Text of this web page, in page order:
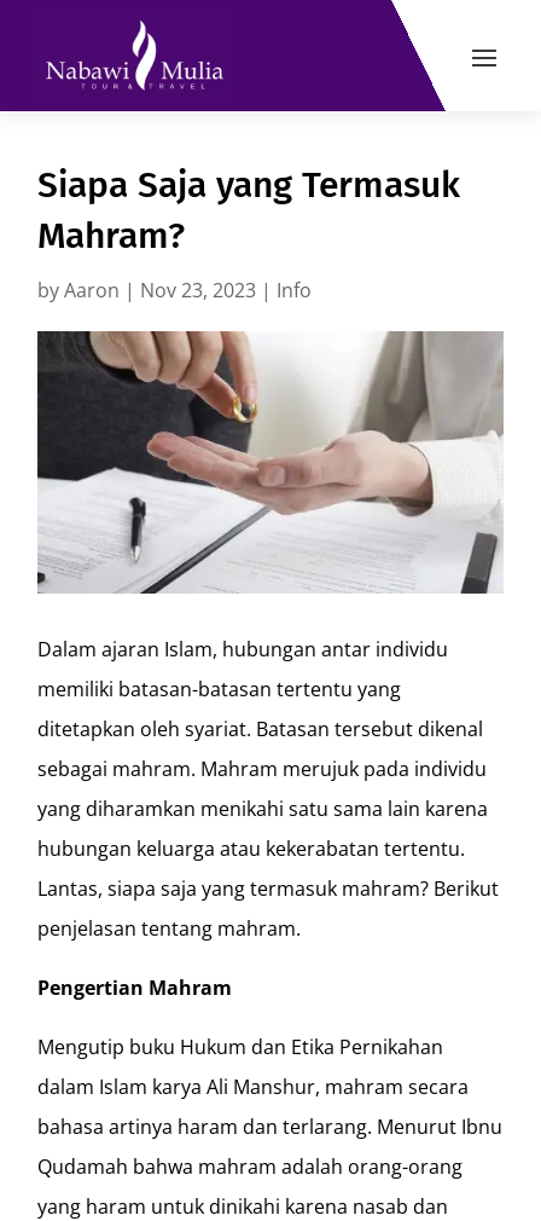
Siapa Saja yang Termasuk
Mahram?
byAaron | Nov 23, 2023 | Info
Dalam ajaran Islam, hubungan antar individu
memiliki batasan-batasan tertentu yang
ditetapkan oleh syariat. Batasan tersebut dikenal
sebagai mahram. Mahram merujuk pada individu
yang diharamkan menikahi satu sama lain karena
hubungan keluarga atau kekerabatan tertentu.
Lantas, siapa saja yang termasuk mahram? Berikut
penjelasan tentang mahram.
Pengertian Mahram
Mengutip buku Hukum dan Etika Pernikahan
dalam Islam karya Ali Manshur, mahram secara
bahasa artinya haram dan terlarang. Menurut Ibnu
Qudamah bahwa mahram adalah orang-orang
yang haram untuk dinikahi karena nasab dan